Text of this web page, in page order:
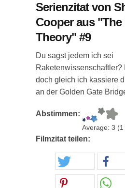
Serienzitat von
Cooper aus
Theory" #9
Du sagst jedem ich sei
Raketenwissenschaftler?
doch gleich ich kassiere
an der Golden Gate
Abstimmen:
Average: 3 (1
Filmzitat teilen: